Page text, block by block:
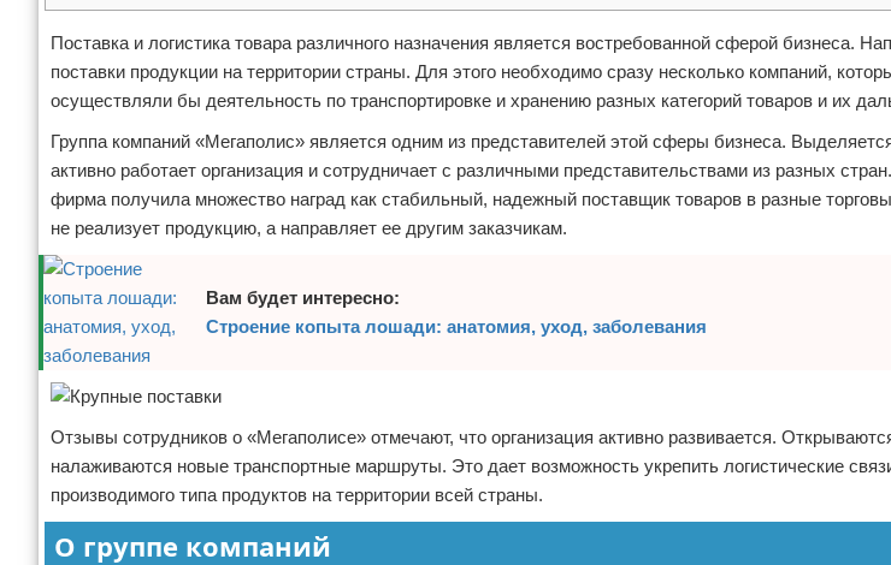
Отказ от ответственности
Поставка и логистика товара различного назначения является востребованной сферой бизнеса.
поставки продукции на территории страны. Для этого необходимо сразу несколько компаний,
осуществляли бы деятельность по транспортировке и хранению разных категорий товаров и их
Группа компаний «Мегаполис» является одним из представителей этой сферы бизнеса.
активно работает организация и сотрудничает с различными представительствами из разных
фирма получила множество наград как стабильный, надежный поставщик товаров в разные
не реализует продукцию, а направляет ее другим заказчикам.
Вам будет интересно:
Строение копыта лошади: анатомия, уход, заболевания
Отзывы сотрудников о «Мегаполисе» отмечают, что организация активно развивается.
налаживаются новые транспортные маршруты. Это дает возможность укрепить логистические
производимого типа продуктов на территории всей страны.
О группе компаний